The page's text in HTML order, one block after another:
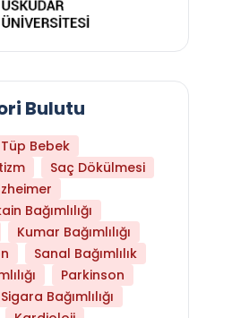
Testi Yaptırmanız
Bulutu
Tüp Bebek
Saç Dökülmesi
Bağımlılığı
Kumar Bağımlılığı
Sanal Bağımlılık
Parkinson
Sigara Bağımlılığı